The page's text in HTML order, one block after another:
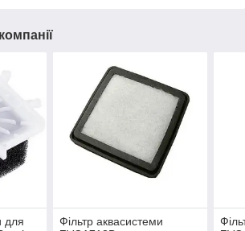
для
Фільтр аквасистеми